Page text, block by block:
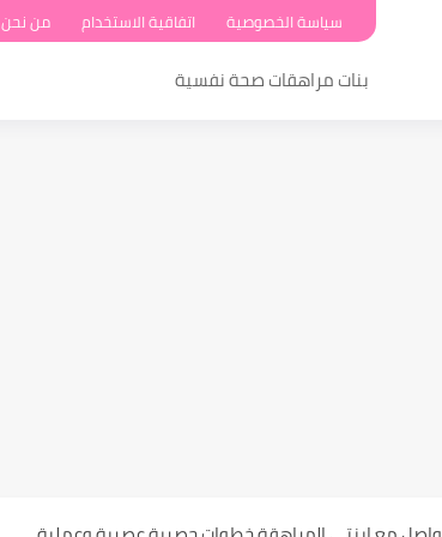
سياسة الخصوصية اتفاقية الاستخدام من نحن
بنات مراهقات صحة نفسية